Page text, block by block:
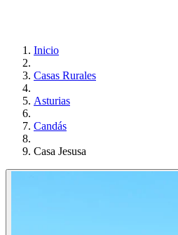
Inicio
Casas Rurales
Asturias
Candás
Casa Jesusa